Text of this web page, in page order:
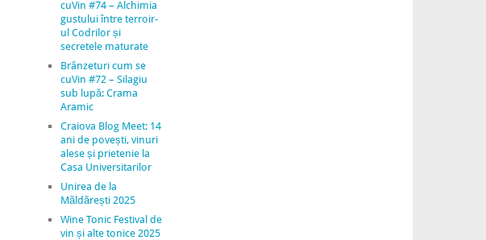
cuVin #74 – Alchimia
gustului între terroir-
ul Codrilor și
secretele maturate
Brânzeturi cum se
cuVin #72 – Silagiu
sub lupă: Crama
Aramic
Craiova Blog Meet: 14
ani de povești, vinuri
alese și prietenie la
Casa Universitarilor
Unirea de la
Măldărești 2025
Wine Tonic Festival de
vin și alte tonice 2025